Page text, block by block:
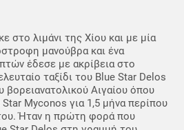
στο λιμάνι της Χίου και με μία
μανούβρα και ένα
έδεσε με ακρίβεια στο
ταξίδι του Blue Star Delos
Αιγαίου όπου
Myconos για 1,5 μήνα περίπου
Ήταν η πρώτη φορά που